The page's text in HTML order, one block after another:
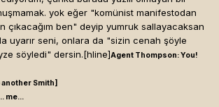
yok eğer "komünist manifestodan
çıkacağım ben" deyip yumruk sallayacaksan
uyarır seni, onlara da "sizin cenah şöyle
söyledi" dersin.[hline]Agent Thompson: You!
Smith]
me...